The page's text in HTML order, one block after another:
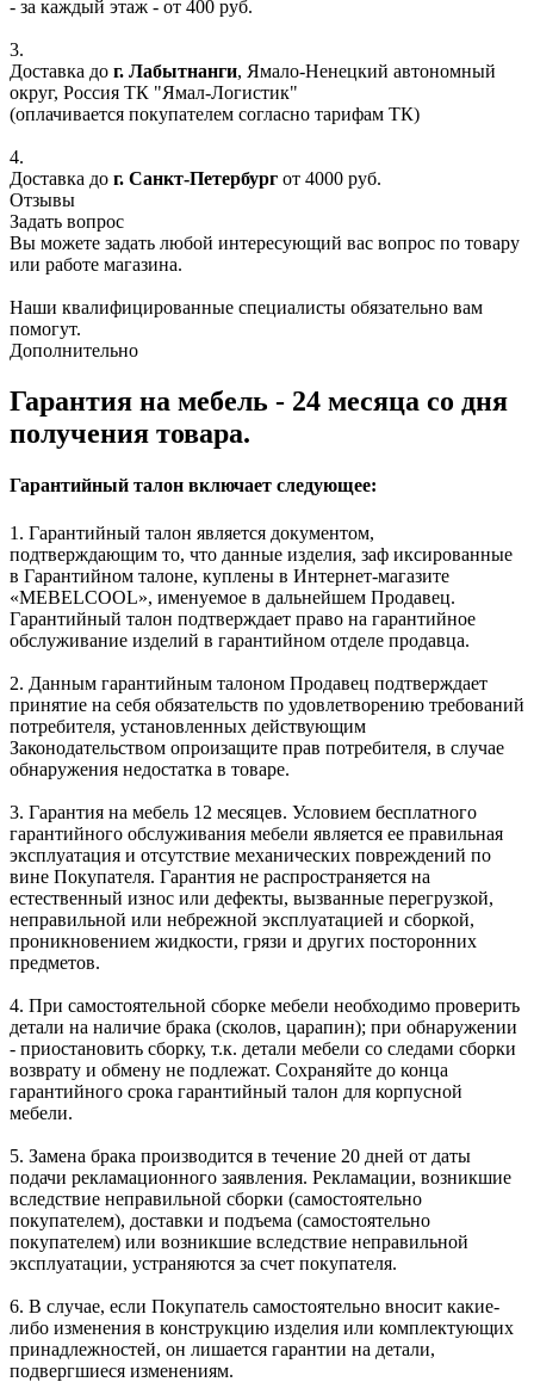
- за каждый этаж - от 400 руб.
3.
Доставка до г. Лабытнанги, Ямало-Ненецкий автономный
округ, Россия ТК "Ямал-Логистик"
(оплачивается покупателем согласно тарифам ТК)
4.
Доставка до г. Санкт-Петербург от 4000 руб.
Отзывы
Задать вопрос
Вы можете задать любой интересующий вас вопрос по товару
или работе магазина.
Наши квалифицированные специалисты обязательно вам
помогут.
Дополнительно
Гарантия на мебель - 24 месяца со дня
получения товара.
Гарантийный талон включает следующее:
1. Гарантийный талон является документом,
подтверждающим то, что данные изделия, заф иксированные
в Гарантийном талоне, куплены в Интернет-магазите
«MEBELCOOL», именуемое в дальнейшем Продавец.
Гарантийный талон подтверждает право на гарантийное
обслуживание изделий в гарантийном отделе продавца.
2. Данным гарантийным талоном Продавец подтверждает
принятие на себя обязательств по удовлетворению требований
потребителя, установленных действующим
Законодательством опроизащите прав потребителя, в случае
обнаружения недостатка в товаре.
3. Гарантия на мебель 12 месяцев. Условием бесплатного
гарантийного обслуживания мебели является ее правильная
эксплуатация и отсутствие механических повреждений по
вине Покупателя. Гарантия не распространяется на
естественный износ или дефекты, вызванные перегрузкой,
неправильной или небрежной эксплуатацией и сборкой,
проникновением жидкости, грязи и других посторонних
предметов.
4. При самостоятельной сборке мебели необходимо проверить
детали на наличие брака (сколов, царапин); при обнаружении
- приостановить сборку, т.к. детали мебели со следами сборки
возврату и обмену не подлежат. Сохраняйте до конца
гарантийного срока гарантийный талон для корпусной
мебели.
5. Замена брака производится в течение 20 дней от даты
подачи рекламационного заявления. Рекламации, возникшие
вследствие неправильной сборки (самостоятельно
покупателем), доставки и подъема (самостоятельно
покупателем) или возникшие вследствие неправильной
эксплуатации, устраняются за счет покупателя.
6. В случае, если Покупатель самостоятельно вносит какие-
либо изменения в конструкцию изделия или комплектующих
принадлежностей, он лишается гарантии на детали,
подвергшиеся изменениям.